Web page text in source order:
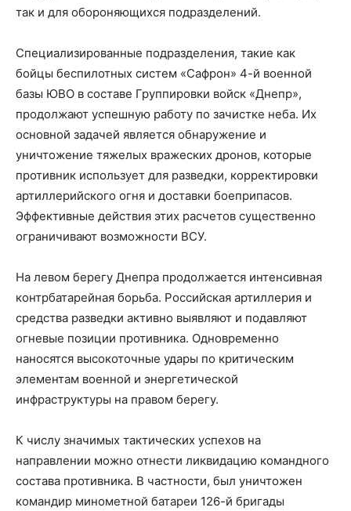
так и для обороняющихся подразделений.
Специализированные подразделения, такие как
бойцы беспилотных систем «Сафрон» 4-й военной
базы ЮВО в составе Группировки войск «Днепр»,
продолжают успешную работу по зачистке неба. Их
основной задачей является обнаружение и
уничтожение тяжелых вражеских дронов, которые
противник использует для разведки, корректировки
артиллерийского огня и доставки боеприпасов.
Эффективные действия этих расчетов существенно
ограничивают возможности ВСУ.
На левом берегу Днепра продолжается интенсивная
контрбатарейная борьба. Российская артиллерия и
средства разведки активно выявляют и подавляют
огневые позиции противника. Одновременно
наносятся высокоточные удары по критическим
элементам военной и энергетической
инфраструктуры на правом берегу.
К числу значимых тактических успехов на
направлении можно отнести ликвидацию командного
состава противника. В частности, был уничтожен
командир минометной батареи 126-й бригады